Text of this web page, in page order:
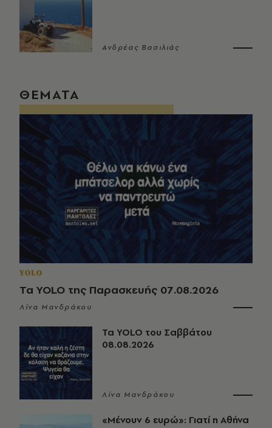
Ανδρέας Βασιλιάς
ΘΕΜΑΤΑ
YOLO
Τα YOLO της Παρασκευής 07.08.2026
Λίνα Μανδράκου
Τα YOLO του Σαββάτου
08.08.2026
Λίνα Μανδράκου
«Μένουν 6 ευρώ»: Γιατί η Αθήνα